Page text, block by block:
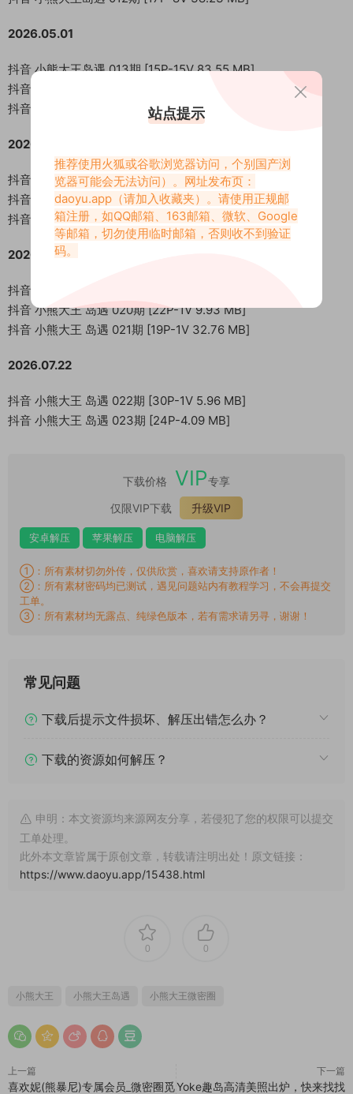
2026.05.01
抖音 小熊大王岛遇 013期 [15P-15V 83.55 MB]
抖音 小熊大王岛遇 014期 [37P-1V 9.65 MB]
抖音 小熊大王岛遇 015期 [23P-1V 14.65 MB]
2026.05.14
抖音 小熊大王 岛遇 016期 [12P-2V 30.2 MB]
抖音 小熊大王 岛遇 017期 [17P-2V 48.8 MB]
抖音 小熊大王 岛遇 018期 [29P-1V 11.2 MB]
2026.05.22
抖音 小熊大王 岛遇 019期 [27P-3.94 MB]
抖音 小熊大王 岛遇 020期 [22P-1V 9.93 MB]
抖音 小熊大王 岛遇 021期 [19P-1V 32.76 MB]
2026.07.22
抖音 小熊大王 岛遇 022期 [30P-1V 5.96 MB]
抖音 小熊大王 岛遇 023期 [24P-4.09 MB]
下载价格 VIP专享
仅限VIP下载
升级VIP
安卓解压 苹果解压 电脑解压
①：所有素材切勿外传，仅供欣赏，喜欢请支持原作者！
②：所有素材密码均已测试，遇见问题站内有教程学习，不会再提交
工单。
③：所有素材均无露点、纯绿色版本，若有需求请另寻，谢谢！
常见问题
下载后提示文件损坏、解压出错怎么办？
下载的资源如何解压？
申明：本文资源均来源网友分享，若侵犯了您的权限可以提交
工单处理。
此外本文章皆属于原创文章，转载请注明出处！原文链接：
https://www.daoyu.app/15438.html
0 0
小熊大王 小熊大王岛遇 小熊大王微密圈
上一篇
喜欢妮(熊暴尼)专属会员_微密圈觅
下一篇
Yoke趣岛高清美照出炉，快来找找
站点提示
推荐使用火狐或谷歌浏览器访问，个别国产浏
览器可能会无法访问）。网址发布页：
daoyu.app （请加入收藏夹）。请使用正规邮
箱注册，如QQ邮箱、163邮箱、微软、Google
等邮箱，切勿使用临时邮箱，否则收不到验证
码。